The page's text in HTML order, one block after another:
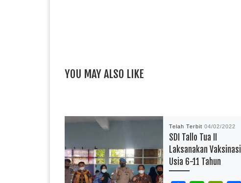
YOU MAY ALSO LIKE
Telah Terbit 04/02/2022
SDI Tallo Tua II
Laksanakan Vaksinasi
Usia 6-11 Tahun